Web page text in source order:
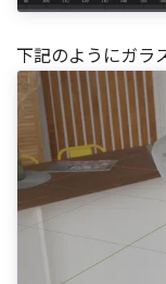
下記のようにガラ